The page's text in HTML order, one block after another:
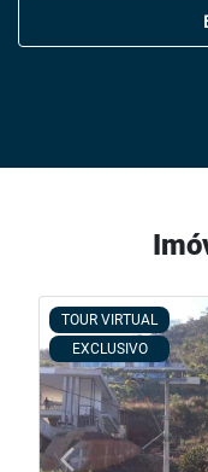
TOUR VIRTUAL
EXCLUSIVO
arrow_back_ios